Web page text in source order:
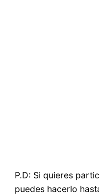
P.D: Si quieres
puedes hacerlo